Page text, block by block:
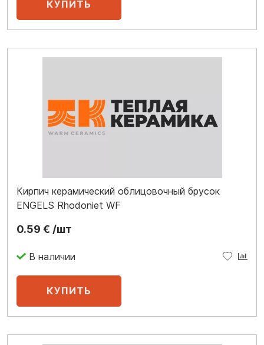
Кирпич керамический облицовочный брусок
ENGELS Rhodoniet WF
0.59 € /шт